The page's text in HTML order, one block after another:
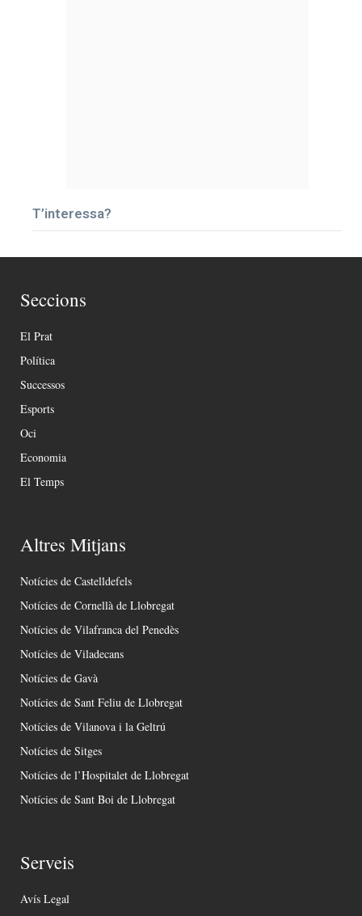
T’interessa?
Seccions
El Prat
Política
Successos
Esports
Oci
Economia
El Temps
Altres Mitjans
Notícies de Castelldefels
Notícies de Cornellà de Llobregat
Notícies de Vilafranca del Penedès
Notícies de Viladecans
Notícies de Gavà
Notícies de Sant Feliu de Llobregat
Notícies de Vilanova i la Geltrú
Notícies de Sitges
Notícies de l’Hospitalet de Llobregat
Notícies de Sant Boi de Llobregat
Serveis
Avís Legal